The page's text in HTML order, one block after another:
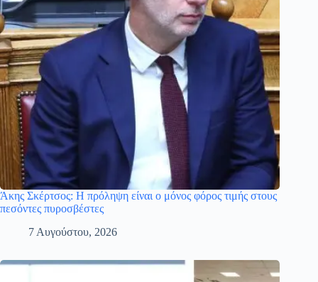
Άκης Σκέρτσος: Η πρόληψη είναι ο μόνος φόρος τιμής στους
πεσόντες πυροσβέστες
7 Αυγούστου, 2026